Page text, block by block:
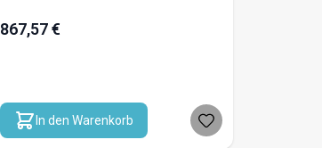
867,57 €
In den Warenkorb